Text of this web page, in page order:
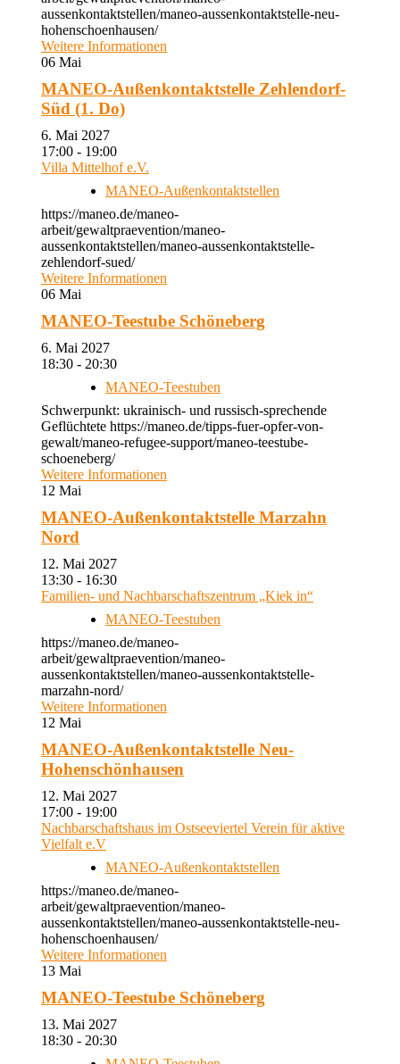
aussenkontaktstellen/maneo-aussenkontaktstelle-neu-
hohenschoenhausen/
Weitere Informationen
06 Mai
MANEO-Außenkontaktstelle Zehlendorf-
Süd (1. Do)
6. Mai 2027
17:00 - 19:00
Villa Mittelhof e.V.
MANEO-Außenkontaktstellen
https://maneo.de/maneo-
arbeit/gewaltpraevention/maneo-
aussenkontaktstellen/maneo-aussenkontaktstelle-
zehlendorf-sued/
Weitere Informationen
06 Mai
MANEO-Teestube Schöneberg
6. Mai 2027
18:30 - 20:30
MANEO-Teestuben
Schwerpunkt: ukrainisch- und russisch-sprechende
Geflüchtete https://maneo.de/tipps-fuer-opfer-von-
gewalt/maneo-refugee-support/maneo-teestube-
schoeneberg/
Weitere Informationen
12 Mai
MANEO-Außenkontaktstelle Marzahn
Nord
12. Mai 2027
13:30 - 16:30
Familien- und Nachbarschaftszentrum „Kiek in“
MANEO-Teestuben
https://maneo.de/maneo-
arbeit/gewaltpraevention/maneo-
aussenkontaktstellen/maneo-aussenkontaktstelle-
marzahn-nord/
Weitere Informationen
12 Mai
MANEO-Außenkontaktstelle Neu-
Hohenschönhausen
12. Mai 2027
17:00 - 19:00
Nachbarschaftshaus im Ostseeviertel Verein für aktive
Vielfalt e.V
MANEO-Außenkontaktstellen
https://maneo.de/maneo-
arbeit/gewaltpraevention/maneo-
aussenkontaktstellen/maneo-aussenkontaktstelle-neu-
hohenschoenhausen/
Weitere Informationen
13 Mai
MANEO-Teestube Schöneberg
13. Mai 2027
18:30 - 20:30